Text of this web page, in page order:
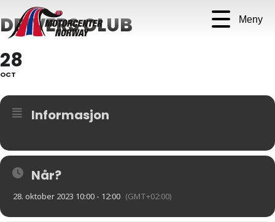
Meny
DRIVERS CLUB
28
OCT
Informasjon
Når?
28. oktober 2023 10:00 - 12:00 (GMT+02:00)